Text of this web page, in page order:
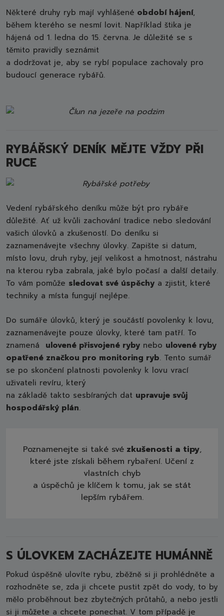
Některé druhy ryb mají vyhlášené období hájení,
během kterého se nesmí lovit. Například štika je
hájená od 1. ledna do 15. června. Je důležité se s
těmito pravidly seznámit
a dodržovat je, aby se rybí populace zachovaly pro
budoucí generace rybářů.
RYBÁŘSKÝ DENÍK MĚJTE VŽDY PŘI
RUCE
Vedení rybářského deníku může být pro rybáře
důležité. Ať už kvůli zachování tradice nebo sledování
vašich úlovků a zkušeností. Do deníku si
zaznamenávejte všechny úlovky. Zapište si datum,
místo lovu, druh ryby, její velikost a hmotnost, nástrahu
na kterou ryba zabrala, jaké bylo počasí a další detaily.
To vám pomůže sledovat své úspěchy a zjistit, které
techniky a místa fungují nejlépe.
Do sumáře úlovků, který je součástí povolenky k lovu,
zaznamenávejte pouze úlovky, které tam patří. To
znamená ulovené přisvojené ryby nebo ulovené ryby
opatřené značkou pro monitoring ryb. Tento sumář
se po skončení platnosti povolenky k lovu vrací
uživateli revíru, který
na základě takto sesbíraných dat upravuje svůj
hospodářský plán.
Poznamenejte si také svézkušenosti a tipy,
které jste získali během rybaření. Učení z
vlastních chyb
a úspěchů je klíčem k tomu, jak se stát
lepším rybářem.
S ÚLOVKEM ZACHÁZEJTE HUMÁNNĚ
Pokud úspěšně ulovíte rybu, zběžně si ji prohlédněte a
rozhodněte se, zda ji chcete pustit zpět do vody, to by
mělo proběhnout bez zbytečných průtahů, a nebo jestli
si ji můžete a chcete ponechat. V tom případě je